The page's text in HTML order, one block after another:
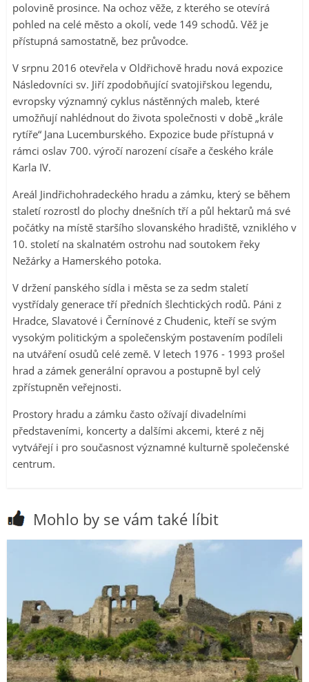
polovině prosince. Na ochoz věže, z kterého se otevírá
pohled na celé město a okolí, vede 149 schodů. Věž je
přístupná samostatně, bez průvodce.
V srpnu 2016 otevřela v Oldřichově hradu nová expozice
Následovníci sv. Jiří zpodobňující svatojiřskou legendu,
evropsky významný cyklus nástěnných maleb, které
umožňují nahlédnout do života společnosti v době „krále
rytíře“ Jana Lucemburského. Expozice bude přístupná v
rámci oslav 700. výročí narození císaře a českého krále
Karla IV.
Areál Jindřichohradeckého hradu a zámku, který se během
staletí rozrostl do plochy dnešních tří a půl hektarů má své
počátky na místě staršího slovanského hradiště, vzniklého v
10. století na skalnatém ostrohu nad soutokem řeky
Nežárky a Hamerského potoka.
V držení panského sídla i města se za sedm staletí
vystřídaly generace tří předních šlechtických rodů. Páni z
Hradce, Slavatové i Černínové z Chudenic, kteří se svým
vysokým politickým a společenským postavením podíleli
na utváření osudů celé země. V letech 1976 - 1993 prošel
hrad a zámek generální opravou a postupně byl celý
zpřístupněn veřejnosti.
Prostory hradu a zámku často ožívají divadelními
představeními, koncerty a dalšími akcemi, které z něj
vytvářejí i pro současnost významné kulturně společenské
centrum.
Mohlo by se vám také líbit